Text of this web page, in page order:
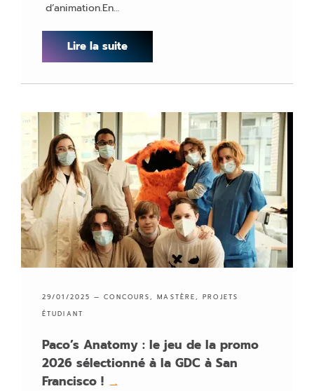
d’animation.En…
Lire la suite
29/01/2025 —CONCOURS,MASTÈRE,PROJETS
ÉTUDIANT
Paco’s Anatomy : le jeu de la promo
2026 sélectionné à la GDC à San
Francisco ! →